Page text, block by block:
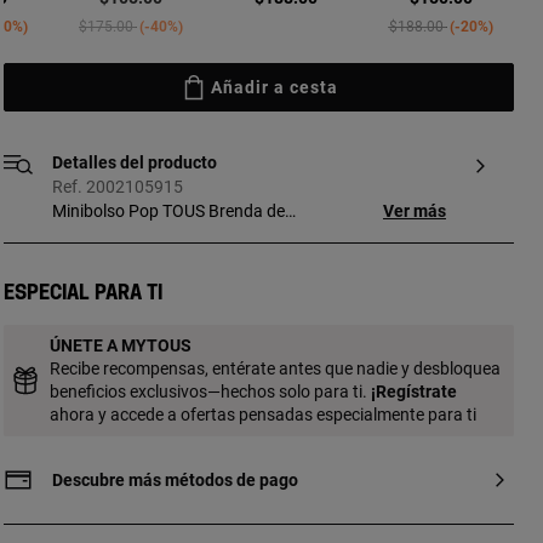
from Price reduced from
$175.00to-40% Price reduced from
$188.00to-20%
Añadir a cesta
Detalles del producto
Ref. 2002105915
Minibolso Pop TOUS Brenda de
asa bandolera ajustable y desmontable.
colgante. Medidas (alto x ancho x fondo):
20 x 16 x 7 cm. Si quieres tu grabado en
un formato diferente, ponte en contacto
con nuestro Personal Shopper. Contacto
del personal shopper: 900 777 900
Ver más
Especial para ti
ÚNETE A MYTOUS
Recibe recompensas, entérate antes que nadie y desbloquea
beneficios exclusivos—hechos solo para ti. ¡Regístrate
ahora y accede a ofertas pensadas especialmente para ti
Descubre más métodos de pago